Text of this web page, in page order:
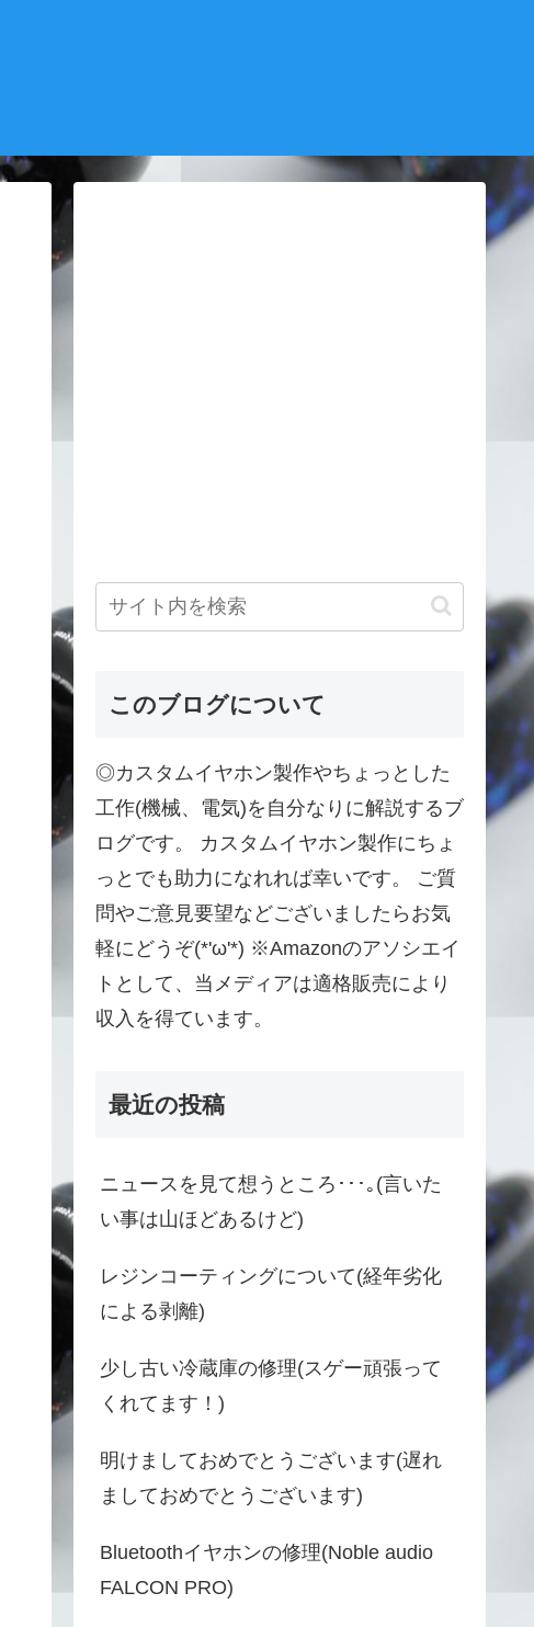
このブログについて
◎カスタムイヤホン製作やちょっとした
工作(機械、電気)を自分なりに解説するブ
ログです。 カスタムイヤホン製作にちょ
っとでも助力になれれば幸いです。 ご質
問やご意見要望などございましたらお気
軽にどうぞ(*'ω'*) ※Amazonのアソシエイ
トとして、当メディアは適格販売により
収入を得ています。
最近の投稿
ニュースを見て想うところ･･･｡(言いた
い事は山ほどあるけど)
レジンコーティングについて(経年劣化
による剥離)
少し古い冷蔵庫の修理(スゲー頑張って
くれてます！)
明けましておめでとうございます(遅れ
ましておめでとうございます)
Bluetoothイヤホンの修理(Noble audio
FALCON PRO)